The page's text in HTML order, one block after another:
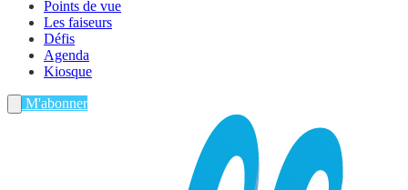
Points de vue
Les faiseurs
Défis
Agenda
Kiosque
M'abonner